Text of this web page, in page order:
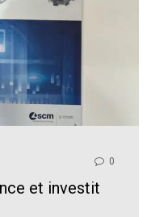
0
et investit